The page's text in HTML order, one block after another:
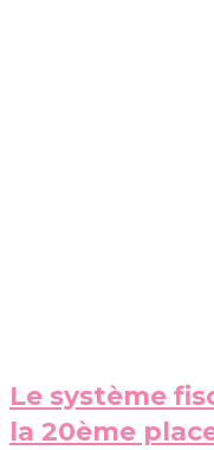
Le système
la 20ème